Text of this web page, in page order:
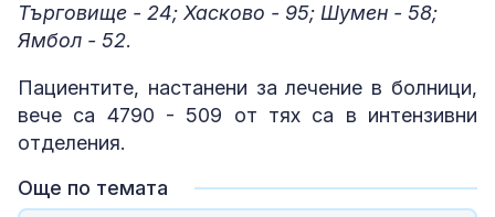
Търговище - 24; Хасково - 95; Шумен - 58;
Ямбол - 52.
Пациентите, настанени за лечение в болници,
вече са 4790 - 509 от тях са в интензивни
отделения.
Още по темата